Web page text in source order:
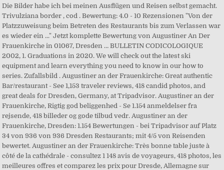
Die Bilder habe ich bei meinen Ausflügen und Reisen selbst gemacht.
Trivulziana border , cod . Bewertung: 4.0 - 10 Rezensionen "Von der
Platzzuweisung beim Betreten des Restaurants bis zum Verlassen war
es wieder ein ..." Jetzt komplette Bewertung von Augustiner An Der
Frauenkirche in 01067, Dresden … BULLETIN CODICOLOGIQUE
2002, 1. Graduations in 2020. We will check out the latest ski
equipment and learn everything you need to know in our how to
series. Zufallsbild . Augustiner an der Frauenkirche: Great authentic
Bar/restaurant - See 1,153 traveler reviews, 418 candid photos, and
great deals for Dresden, Germany, at Tripadvisor. Augustiner an der
Frauenkirche, Rigtig god beliggenhed - Se 1.154 anmeldelser fra
rejsende, 418 billeder og gode tilbud vedr. Augustiner an der
Frauenkirche, Dresden: 1.154 Bewertungen - bei Tripadvisor auf Platz
34 von 936 von 936 Dresden Restaurants; mit 4/5 von Reisenden
bewertet. Augustiner an der Frauenkirche: Très bonne table juste à
côté de la cathédrale - consultez 1 148 avis de voyageurs, 418 photos, les
meilleures offres et comparez les prix pour Dresde, Allemagne sur